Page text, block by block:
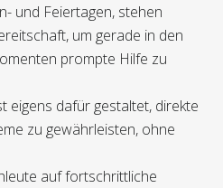
und Feiertagen, stehen
um gerade in den
prompte Hilfe zu
eigens dafür gestaltet, direkte
zu gewährleisten, ohne
auf fortschrittliche